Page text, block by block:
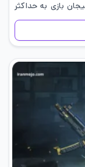
بازی به حداکثر